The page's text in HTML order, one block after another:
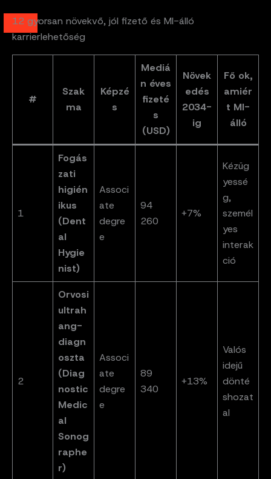
12 gyorsan növekvő, jól fizető és MI-álló
karrierlehetőség
#
Szak
ma
Képzé
s
Mediá
n éves
fizeté
s
(USD)
Növek
edés
2034-
ig
Fő ok,
amiér
t MI-
álló
1
Fogás
zati
higién
ikus
(Dent
al
Hygie
nist)
Associ
ate
degre
e
94
260
+7%
Kézüg
yessé
g,
személ
yes
interak
ció
2
Orvosi
ultrah
ang-
diagn
oszta
(Diag
nostic
Medic
al
Sonog
raphe
r)
Associ
ate
degre
e
89
340
+13%
Valós
idejű
dönté
shozat
al